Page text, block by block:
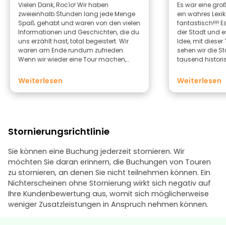
Vielen Dank, Rocío! Wir haben
zweieinhalb Stunden lang jede Menge
Spaß gehabt und waren von den vielen
Informationen und Geschichten, die du
uns erzählt hast, total begeistert. Wir
waren am Ende rundum zufrieden.
Wenn wir wieder eine Tour machen,
unterwegs sein dürfen. Vielen Dank!
Weiterlesen
Es war eine
ein wahres
fantastisch!!!! Es ist unser erster Tag in
der Stadt und
Idee, mit dieser
sehen wir die
tausend
Großartig!!!
Weiterlesen
Stornierungsrichtlinie
Sie können eine Buchung jederzeit stornieren. Wir
möchten Sie daran erinnern, die Buchungen von Touren
zu stornieren, an denen Sie nicht teilnehmen können. Ein
Nichterscheinen ohne Stornierung wirkt sich negativ auf
Ihre Kundenbewertung aus, womit sich möglicherweise
weniger Zusatzleistungen in Anspruch nehmen können.